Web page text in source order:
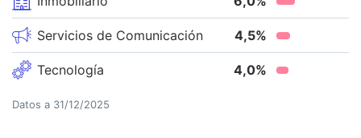
Servicios de Comunicación 4,5%
Tecnología 4,0%
Datos a 31/12/2025